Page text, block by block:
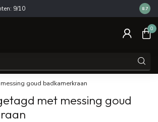
9/10 14
8.7
0
messing goud badkamerkraan
met messing goud